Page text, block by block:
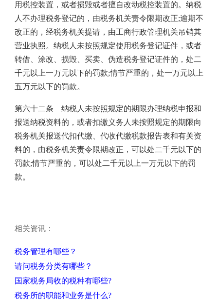
用税控装置，或者损毁或者擅自改动税控装置的。纳税
人不办理税务登记的，由税务机关责令限期改正;逾期不
改正的，经税务机关提请，由工商行政管理机关吊销其
营业执照。纳税人未按照规定使用税务登记证件，或者
转借、涂改、损毁、买卖、伪造税务登记证件的，处二
千元以上一万元以下的罚款;情节严重的，处一万元以上
五万元以下的罚款。
第六十二条 纳税人未按照规定的期限办理纳税申报和
报送纳税资料的，或者扣缴义务人未按照规定的期限向
税务机关报送代扣代缴、代收代缴税款报告表和有关资
料的，由税务机关责令限期改正，可以处二千元以下的
罚款;情节严重的，可以处二千元以上一万元以下的罚
款。
相关资讯：
税务管理有哪些？
请问税务分类有哪些？
国家税务局收的税种有哪些?
税务所的职能和业务是什么?